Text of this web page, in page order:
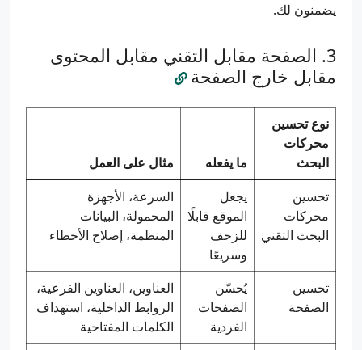
يضمنون لك.
الصفحة مقابل التقني مقابل المحتوى
مقابل خارج الصفحة
نوع تحسين
محركات
البحث
ما يفعله
مثال على العمل
تحسين
محركات
البحث التقني
يجعل
الموقع قابلًا
للزحف
وسريعًا
السرعة، الأجهزة
المحمولة، البيانات
المنظمة، إصلاح الأخطاء
تحسين
الصفحة
يُحسّن
الصفحات
الفردية
العناوين، العناوين الفرعية،
الروابط الداخلية، استهداف
الكلمات المفتاحية